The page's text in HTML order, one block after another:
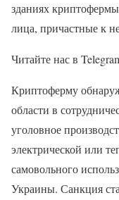
зданиях
лица, причастные к
Читайте нас в
Криптоферму
области в
уголовное
электрической или
самовольного
Украины. Санкция